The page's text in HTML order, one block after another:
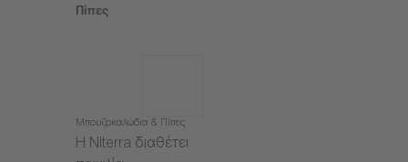
Πίπες
Μπουζοκαλώδια & Πίπες
Η Niterra διαθέτει